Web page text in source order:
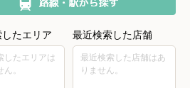
たエリア
したエリアは
。
最近検索した店舗
最近検索した店舗はあ
りません。